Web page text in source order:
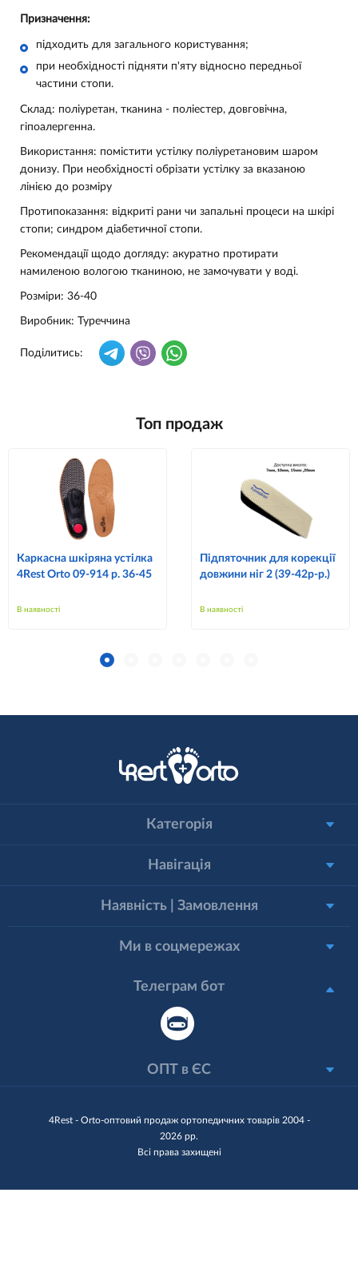
Призначення:
підходить для загального користування;
при необхідності підняти п'яту відносно передньої
частини стопи.
Склад: поліуретан, тканина - поліестер, довговічна,
гіпоалергенна.
Використання: помістити устілку поліуретановим шаром
донизу. При необхідності обрізати устілку за вказаною
лінією до розміру
Протипоказання: відкриті рани чи запальні процеси на шкірі
стопи; синдром діабетичної стопи.
Рекомендації щодо догляду: акуратно протирати
намиленою вологою тканиною, не замочувати у воді.
Розміри: 36-40
Виробник: Туреччина
Поділитись:
Топ продаж
Каркасна шкіряна устілка
4Rest Orto 09-914 р. 36-45
В наявності
Підпяточник для корекції
довжини ніг 2 (39-42р-р.)
В наявності
4Rest - Orto-оптовий продаж ортопедичних товарів 2004 -
2026 рр.
Всі права захищені
Категорія
Навігація
Наявність | Замовлення
Ми в соцмережах
Телеграм бот
ОПТ в ЄС